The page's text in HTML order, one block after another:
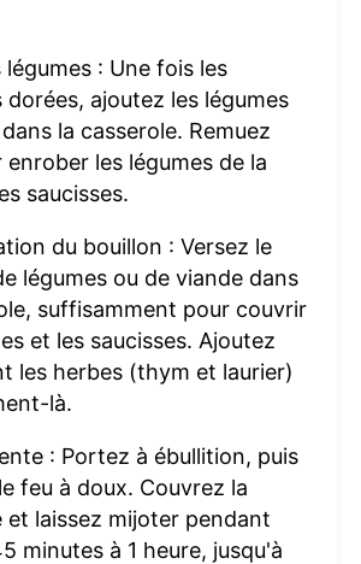
légumes : Une fois les
dorées, ajoutez les légumes
la casserole. Remuez
enrober les légumes de la
saucisses.
du bouillon : Versez le
légumes ou de viande dans
suffisamment pour couvrir
et les saucisses. Ajoutez
les herbes (thym et laurier)
là.
: Portez à ébullition, puis
feu à doux. Couvrez la
et laissez mijoter pendant
minutes à 1 heure, jusqu'à